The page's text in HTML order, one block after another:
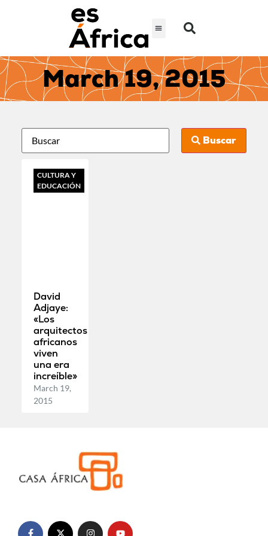
March 19, 2015
Buscar
CULTURA Y
EDUCACIÓN
David
Adjaye:
«Los
arquitectos
africanos
viven
una era
increíble»
March 19,
2015